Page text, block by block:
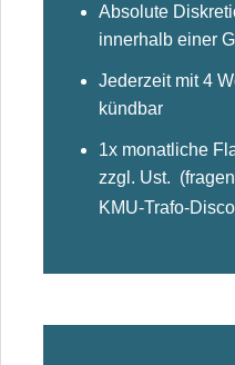
Absolute
innerhalb einer
Jederzeit mit 4
kündbar
1x monatliche
zzgl. Ust.
KMU-Trafo-